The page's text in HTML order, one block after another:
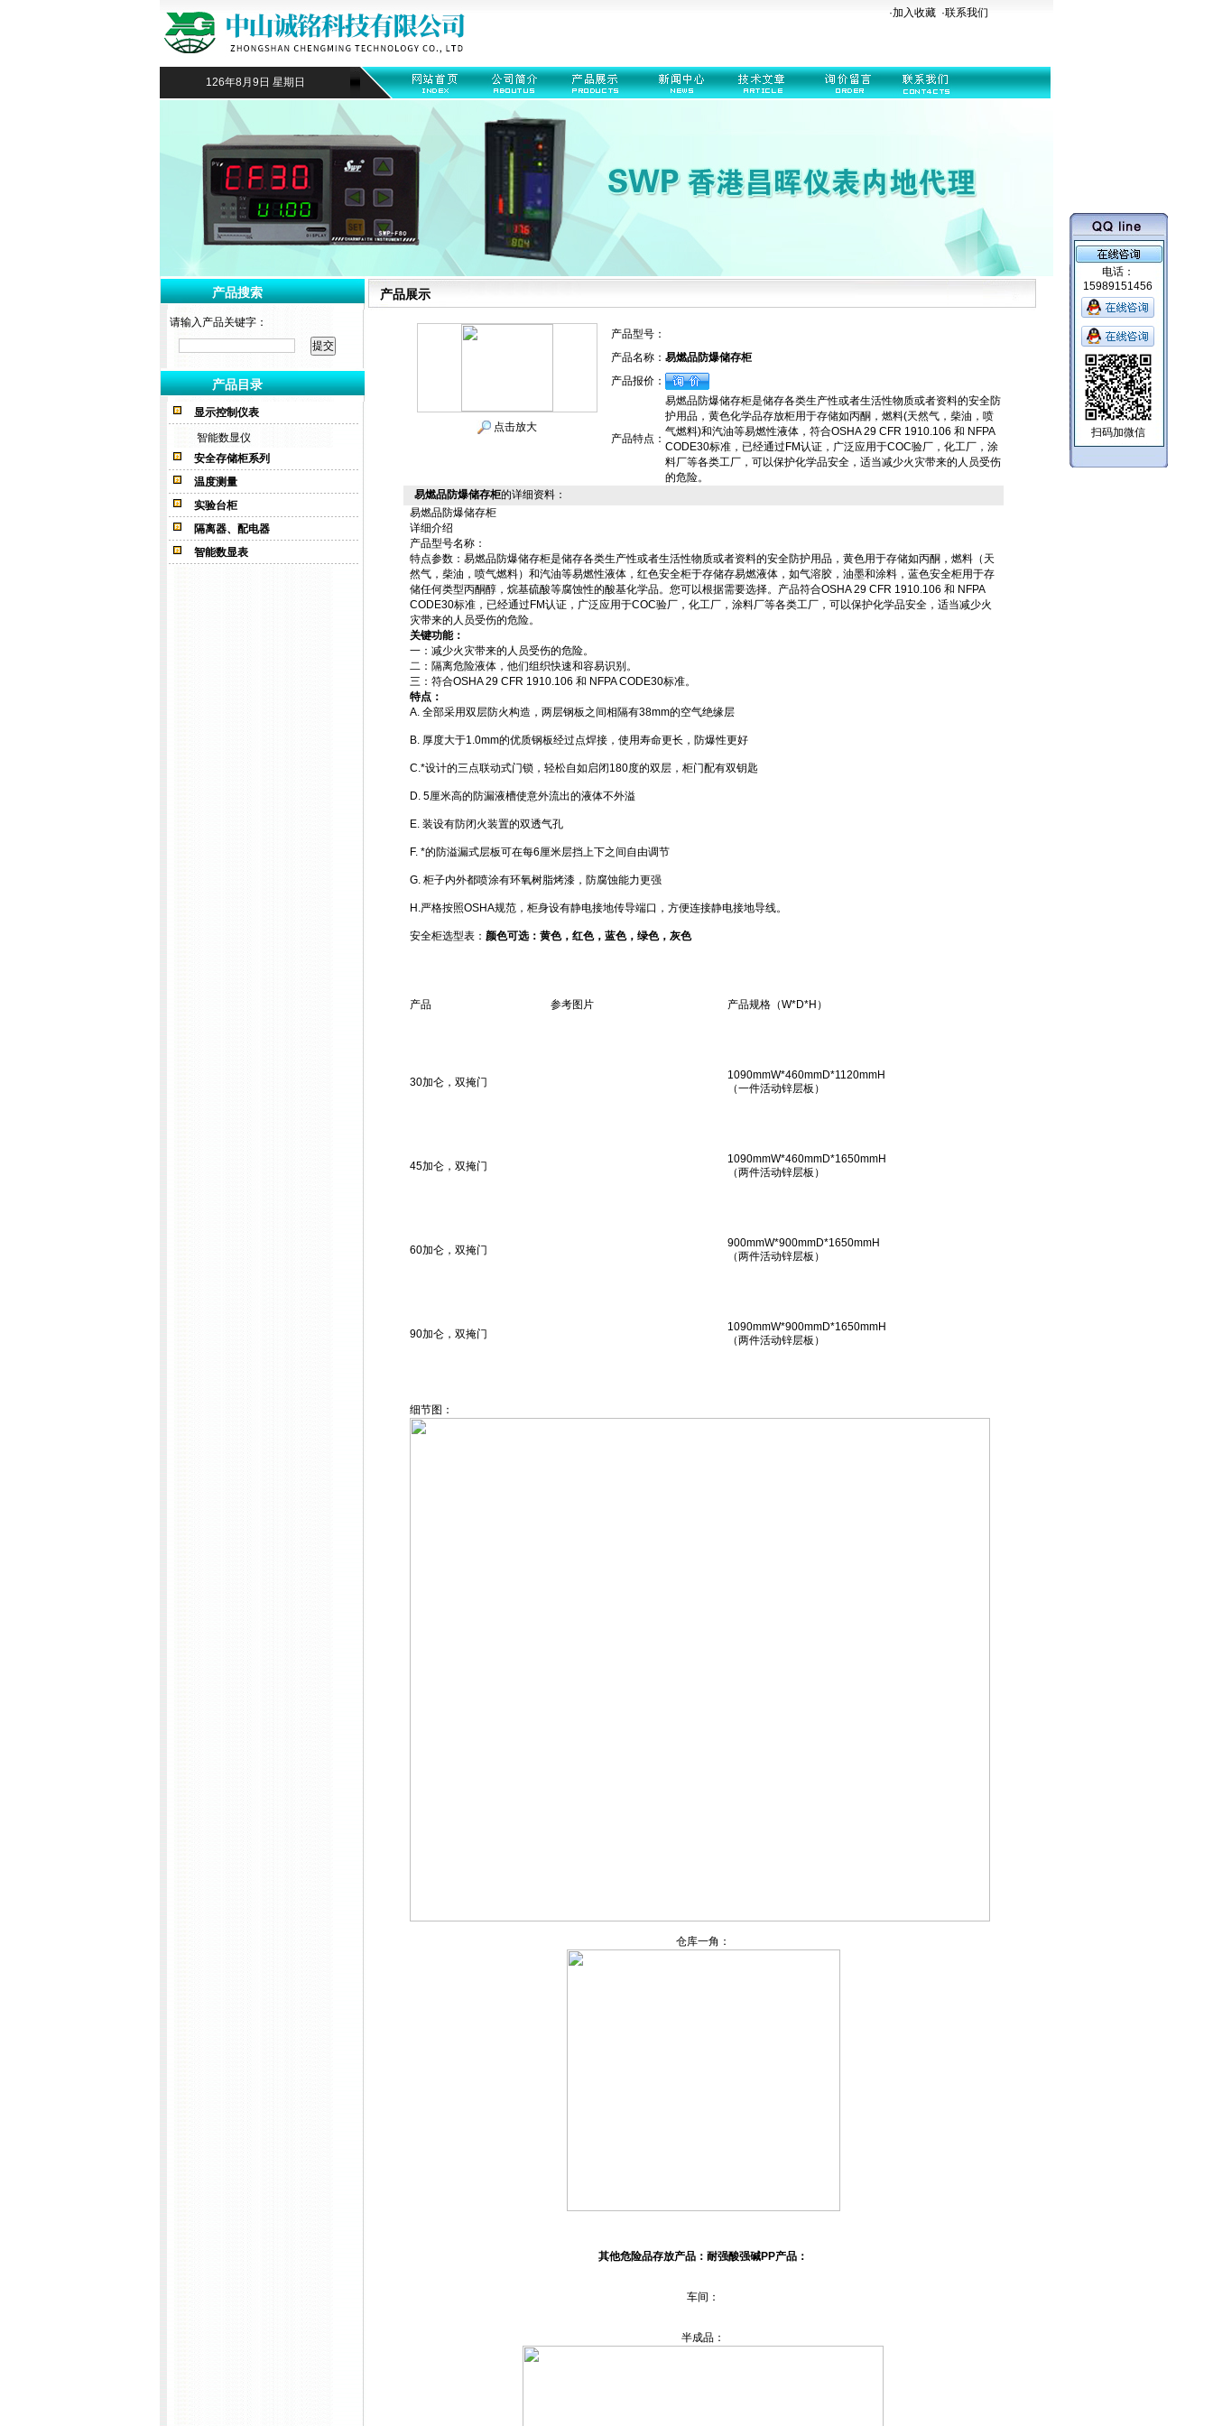
·加入收藏 ·联系我们
126年8月9日 星期日
产品搜索
请输入产品关键字：
产品目录
显示控制仪表
智能数显仪
安全存储柜系列
温度测量
实验台柜
隔离器、配电器
智能数显表
产品展示
点击放大
产品型号：
产品名称： 易燃品防爆储存柜
产品报价：
产品特点：
易燃品防爆储存柜是储存各类生产性或者生活性物质或者资料的安全防
护用品，黄色化学品存放柜用于存储如丙酮，燃料(天然气，柴油，喷
气燃料)和汽油等易燃性液体，符合OSHA 29 CFR 1910.106 和 NFPA
CODE30标准，已经通过FM认证，广泛应用于COC验厂，化工厂，涂
料厂等各类工厂，可以保护化学品安全，适当减少火灾带来的人员受伤
的危险。
易燃品防爆储存柜的详细资料：
易燃品防爆储存柜
详细介绍
产品型号名称：
特点参数： 易燃品防爆储存柜是储存各类生产性或者生活性物质或者资料的安全防护用品，黄色用于存储如丙酮，燃料（天
然气，柴油，喷气燃料）和汽油等易燃性液体，红色安全柜于存储存易燃液体，如气溶胶，油墨和涂料，蓝色安全柜用于存
储任何类型丙酮醇，烷基硫酸等腐蚀性的酸基化学品。您可以根据需要选择。产品符合OSHA 29 CFR 1910.106 和 NFPA
CODE30标准，已经通过FM认证，广泛应用于COC验厂，化工厂，涂料厂等各类工厂，可以保护化学品安全，适当减少火
灾带来的人员受伤的危险。
关键功能：
一：减少火灾带来的人员受伤的危险。
二：隔离危险液体，他们组织快速和容易识别。
三：符合OSHA 29 CFR 1910.106 和 NFPA CODE30标准。
特点：
A. 全部采用双层防火构造，两层钢板之间相隔有38mm的空气绝缘层
B. 厚度大于1.0mm的优质钢板经过点焊接，使用寿命更长，防爆性更好
C.*设计的三点联动式门锁，轻松自如启闭180度的双层，柜门配有双钥匙
D. 5厘米高的防漏液槽使意外流出的液体不外溢
E. 装设有防闭火装置的双透气孔
F. *的防溢漏式层板可在每6厘米层挡上下之间自由调节
G. 柜子内外都喷涂有环氧树脂烤漆，防腐蚀能力更强
H.严格按照OSHA规范，柜身设有静电接地传导端口，方便连接静电接地导线。
安全柜选型表： 颜色可选：黄色，红色，蓝色，绿色，灰色
产品 参考图片 产品规格（W*D*H）
30加仑，双掩门
1090mmW*460mmD*1120mmH
（一件活动锌层板）
45加仑，双掩门
1090mmW*460mmD*1650mmH
（两件活动锌层板）
60加仑，双掩门
900mmW*900mmD*1650mmH
（两件活动锌层板）
90加仑，双掩门
1090mmW*900mmD*1650mmH
（两件活动锌层板）
细节图：
仓库一角：
其他危险品存放产品：耐强酸强碱PP产品：
车间：
半成品：
电话：
15989151456
扫码加微信